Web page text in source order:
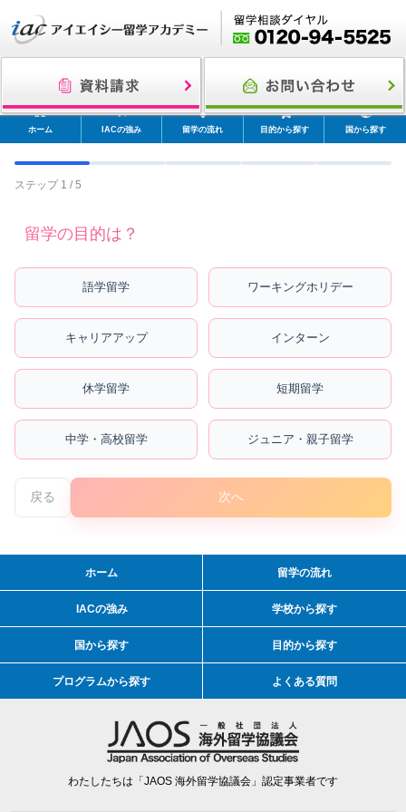
ホーム IACの強み 留学の流れ 目的から探す 国から探す
ステップ 1 / 5
留学の目的は？
語学留学 ワーキングホリデー
キャリアアップ インターン
休学留学 短期留学
中学・高校留学 ジュニア・親子留学
戻る 次へ
ホーム 留学の流れ
IACの強み 学校から探す
国から探す 目的から探す
プログラムから探す よくある質問
わたしたちは「JAOS 海外留学協議会」認定事業者です